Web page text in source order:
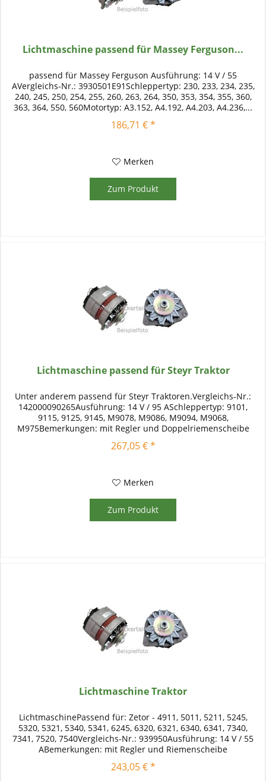
Lichtmaschine passend für Massey Ferguson...
passend für Massey Ferguson Ausführung: 14 V / 55
AVergleichs-Nr.: 3930501E91Schleppertyp: 230, 233, 234, 235,
240, 245, 250, 254, 255, 260, 263, 264, 350, 353, 354, 355, 360,
363, 364, 550, 560Motortyp: A3.152, A4.192, A4.203, A4.236,...
186,71 € *
Merken
Zum Produkt
Lichtmaschine passend für Steyr Traktor
Unter anderem passend für Steyr Traktoren.Vergleichs-Nr.:
142000090265Ausführung: 14 V / 95 ASchleppertyp: 9101,
9115, 9125, 9145, M9078, M9086, M9094, M9068,
M975Bemerkungen: mit Regler und Doppelriemenscheibe
267,05 € *
Merken
Zum Produkt
Lichtmaschine Traktor
LichtmaschinePassend für: Zetor - 4911, 5011, 5211, 5245,
5320, 5321, 5340, 5341, 6245, 6320, 6321, 6340, 6341, 7340,
7341, 7520, 7540Vergleichs-Nr.: 939950Ausführung: 14 V / 55
ABemerkungen: mit Regler und Riemenscheibe
243,05 € *